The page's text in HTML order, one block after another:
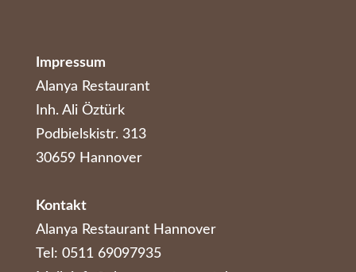
Impressum
Alanya Restaurant
Inh. Ali Öztürk
Podbielskistr. 313
30659 Hannover
Kontakt
Alanya Restaurant Hannover
Tel: 0511 69097935